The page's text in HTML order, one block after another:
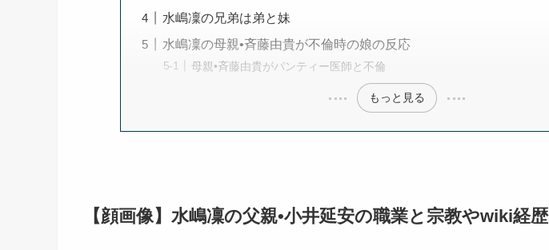
水嶋凜の兄弟は弟と妹
水嶋凜の母親•斉藤由貴が不倫時の娘の反応
母親•斉藤由貴がパンティー医師と不倫
もっと見る
【顔画像】水嶋凜の父親•小井延安の職業と宗教やwiki経歴